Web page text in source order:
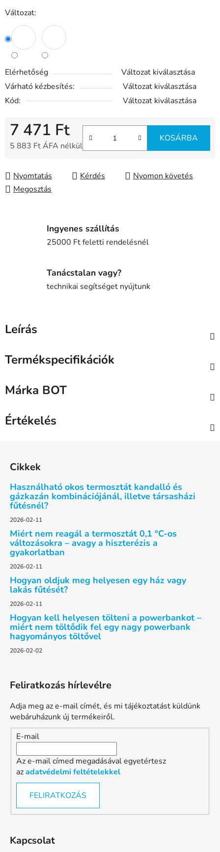
Változat:
Elérhetőség
Változat kiválasztása
Várható kézbesítés:
Változat kiválasztása
Kód:
Változat kiválasztása
7 471 Ft
5 883 Ft ÁFA nélkül
KOSÁRBA
Nyomtatás Kérdés
Nyomon követés
Megosztás
Ingyenes szállítás
25000 Ft feletti rendelésnél
Tanácstalan vagy?
technikai segítséget nyújtunk
Leírás
Termékspecifikációk
Márka BOT
Értékelés
Cikkek
Használható okos termosztát kandalló és
gázkazán kombinációjánál, illetve társasházi
fűtésnél?
2026-02-11
Miért nem reagál a termosztát 0,1 °C-os
változásokra – avagy a hiszterézis a
gyakorlatban
2026-02-11
Hogyan oldjuk meg helyesen egy ház vagy
lakás fűtését?
2026-02-11
Hogyan kell helyesen tölteni a powerbankot –
miért nem töltődik fel egy nagy powerbank
hagyományos töltővel
2026-02-02
Feliratkozás hírlevélre
Adja meg az e-mail címét, és mi tájékoztatást küldünk
webáruházunk új termékeiről.
E-mail
Az e-mail címed megadásával egyetértesz
azadatvédelmi feltételekkel
FELIRATKOZÁS
Kapcsolat